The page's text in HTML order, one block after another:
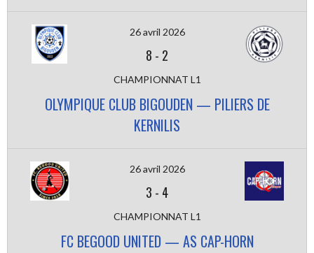
26 avril 2026
8 - 2
CHAMPIONNAT L1
OLYMPIQUE CLUB BIGOUDEN — PILIERS DE
KERNILIS
26 avril 2026
3 - 4
CHAMPIONNAT L1
FC BEGOOD UNITED — AS CAP-HORN